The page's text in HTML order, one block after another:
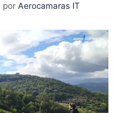
por Aerocamaras IT